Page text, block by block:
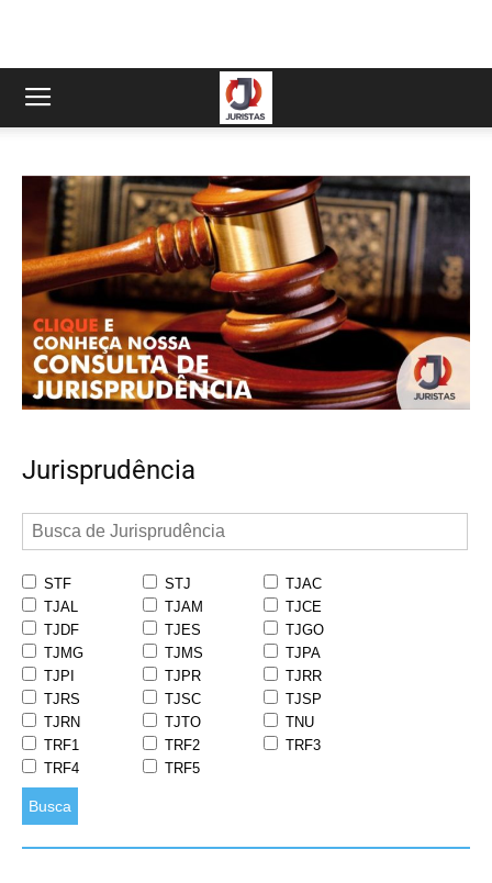
Jurisprudência
STF STJ
TJAC
TJAL
TJAM
TJCE
TJDF
TJES
TJGO
TJMG
TJMS
TJPA
TJPI
TJPR
TJRR
TJRS
TJSC
TJSP
TJRN
TJTO
TNU
TRF1
TRF2
TRF3
TRF4
TRF5
Busca